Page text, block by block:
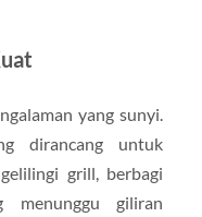
yang sunyi.
dirancang untuk
grill, berbagi
menunggu giliran